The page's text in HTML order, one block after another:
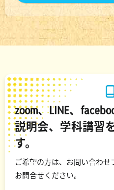
zoom、LINE、
説明会、学科講習
す。
ご希望の方は、お問い合わ
お問合せください。